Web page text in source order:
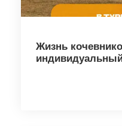
Жизнь